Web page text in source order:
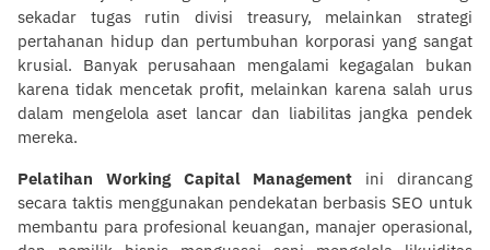
sekadar tugas rutin divisi treasury, melainkan strategi
pertahanan hidup dan pertumbuhan korporasi yang sangat
krusial. Banyak perusahaan mengalami kegagalan bukan
karena tidak mencetak profit, melainkan karena salah urus
dalam mengelola aset lancar dan liabilitas jangka pendek
mereka.
Pelatihan Working Capital Management ini dirancang
secara taktis menggunakan pendekatan berbasis SEO untuk
membantu para profesional keuangan, manajer operasional,